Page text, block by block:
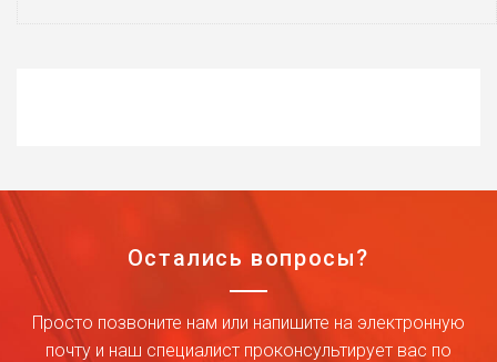
Остались вопросы?
Просто позвоните нам или напишите на электронную
почту и наш специалист проконсультирует вас по